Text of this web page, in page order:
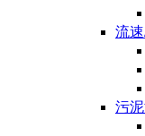
流
污